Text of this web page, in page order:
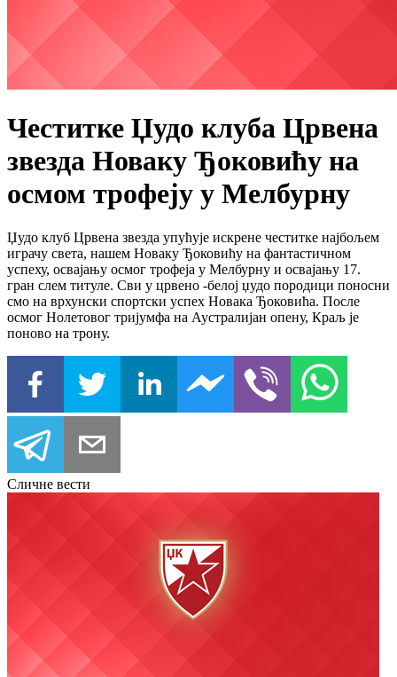
Честитке Џудо клуба Црвена
звезда Новаку Ђоковићу на
осмом трофеју у Мелбурну
Џудо клуб Црвена звезда упућује искрене честитке најбољем
играчу света, нашем Новаку Ђоковићу на фантастичном
успеху, освајању осмог трофеја у Мелбурну и освајању 17.
гран слем титуле. Сви у црвено -белој џудо породици поносни
смо на врхунски спортски успех Новака Ђоковића. После
осмог Нолетовог тријумфа на Аустралијан опену, Краљ је
поново на трону.
Сличне вести